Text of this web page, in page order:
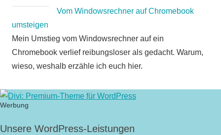
Vom Windowsrechner auf Chromebook
umsteigen
Mein Umstieg vom Windowsrechner auf ein
Chromebook verlief reibungsloser als gedacht. Warum,
wieso, weshalb erzähle ich euch hier.
Werbung
Unsere WordPress-Leistungen